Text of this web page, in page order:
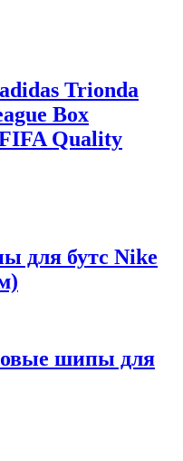
Trionda
Box
Quality
для бутс Nike
шипы для